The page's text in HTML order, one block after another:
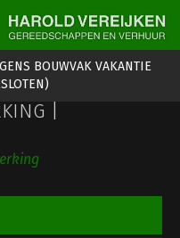
BOUWVAK VAKANTIE
|